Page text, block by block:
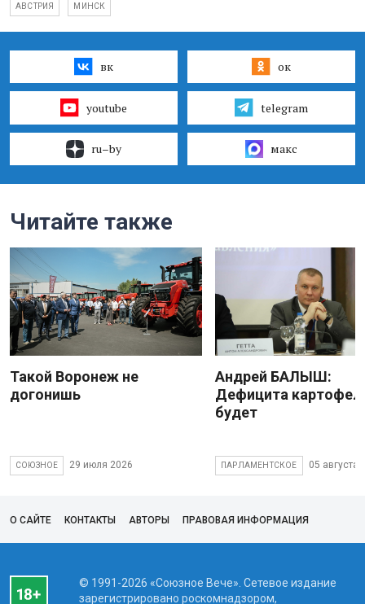
АВСТРИЯ МИНСК
вк ок
youtube telegram
ru–by макс
Читайте также
Такой Воронеж не
догонишь
СОЮЗНОЕ 29 июля 2026
Андрей БАЛЫШ:
Дефицита
будет
ПАРЛАМЕНТСКОЕ 05 августа
О САЙТЕ КОНТАКТЫ АВТОРЫ ПРАВОВАЯ ИНФОРМАЦИЯ
© 1991-2026 «Союзное Вече». Сетевое издание
зарегистрировано роскомнадзором,